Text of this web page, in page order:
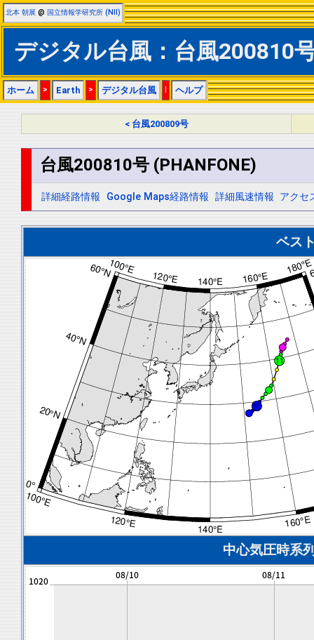
北本 朝展 @ 国立情報学研究所 (NII)
デジタル台風：台風200810
ホーム > Earth > デジタル台風 | ヘルプ
< 台風200809号
台風200810号 (PHANFONE)
詳細経路情報 Google Maps経路情報 詳細風速情報 アクセ
ベス
中心気圧時系